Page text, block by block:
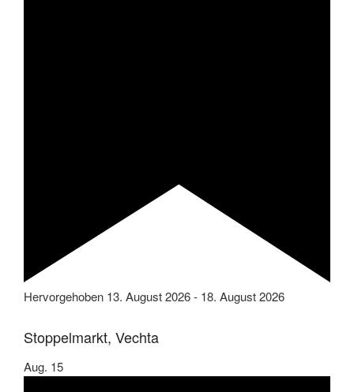
Hervorgehoben 13. August 2026- 18. August 2026
Stoppelmarkt, Vechta
Aug. 15